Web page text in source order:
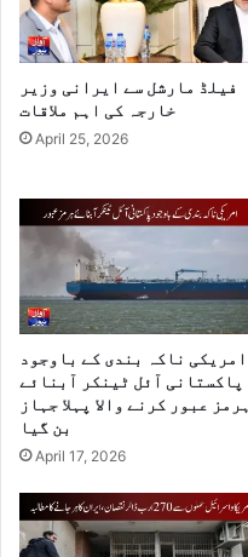
فیلڈ مارشل سے ایرانی وزیر
خارجہ کی اہم ملاقات
April 25, 2026
امریکی ناکہ بندی کے باوجود
پاکستانی آئل ٹینکر آبنائے
ہرمز عبور کرنے والا پہلا جہاز
بن گیا
April 17, 2026